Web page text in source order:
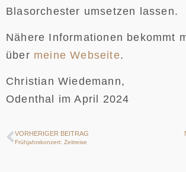
Blasorchester umsetzen lassen.
Nähere Informationen bekommt
über meine Webseite.
Christian Wiedemann,
Odenthal im April 2024
VORHERIGER BEITRAG
Frühjahrskonzert: Zeitreise